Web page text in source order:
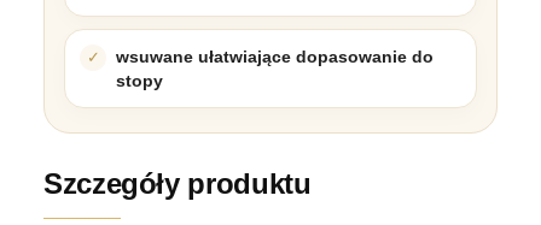
wsuwane ułatwiające dopasowanie do
stopy
Szczegóły produktu